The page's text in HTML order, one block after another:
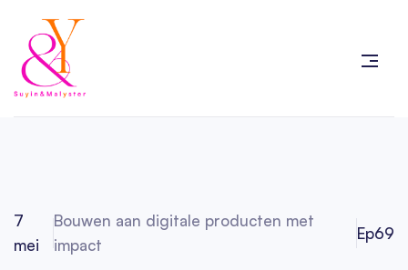
7
mei
Bouwen aan digitale producten met
impact
Ep69